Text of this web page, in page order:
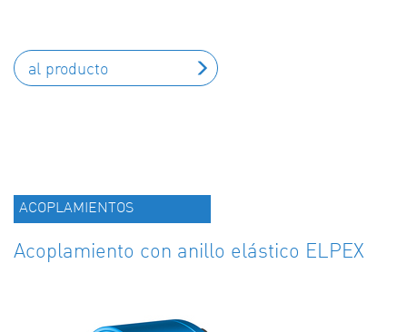
al producto
ACOPLAMIENTOS
Acoplamiento con anillo elástico ELPEX